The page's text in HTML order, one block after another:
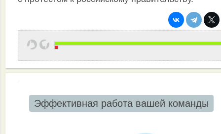
Эффективная работа вашей команды